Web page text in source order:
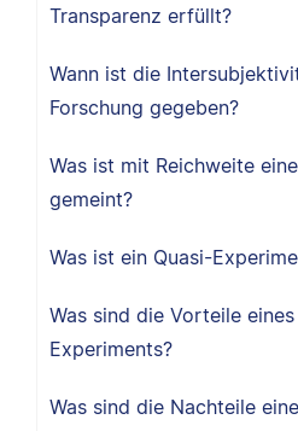
Transparenz erfüllt?
Wann ist die
Forschung gegeben?
Was ist mit Reichweite
gemeint?
Was ist ein Quasi-
Was sind die Vorteile
Experiments?
Was sind die Nachteile